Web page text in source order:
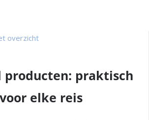
overzicht
producten: praktisch
elke reis